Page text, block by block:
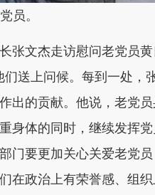
员。
张文杰走访慰问老党员黄
送上问候。每到一处，
出的贡献。他说，老党
身体的同时，继续发挥
门要更加关心关爱老党
在政治上有荣誉感、组